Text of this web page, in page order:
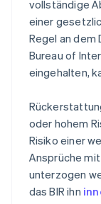
vollständige
einer
Regel an
Bureau of
eingehalten,
oder hohem
Risiko einer
Ansprüche
unterzogen
das BIR ihn